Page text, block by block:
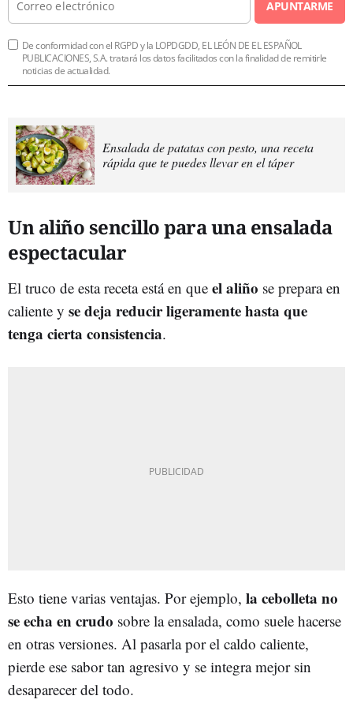
APUNTARME
De conformidad con el RGPD y la LOPDGDD, EL LEÓN DE EL ESPAÑOL
PUBLICACIONES, S.A. tratará los datos facilitados con la finalidad de remitirle
noticias de actualidad.
Ensalada de patatas con pesto, una receta
rápida que te puedes llevar en el táper
Un aliño sencillo para una ensalada
espectacular
El truco de esta receta está en que el aliño se prepara en
caliente y se deja reducir ligeramente hasta que
tenga cierta consistencia.
Esto tiene varias ventajas. Por ejemplo, la cebolleta no
se echa en crudo sobre la ensalada, como suele hacerse
en otras versiones. Al pasarla por el caldo caliente,
pierde ese sabor tan agresivo y se integra mejor sin
desaparecer del todo.